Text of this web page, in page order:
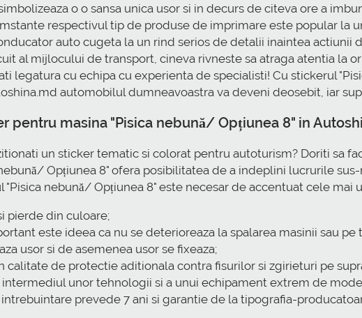
o o sansa unica usor si in decurs de citeva ore a
respectivul tip de produse de imprimare este popular la
auto cugeta la un rind serios de detalii inaintea actiunii
al mijlocului de transport, cineva rivneste sa atraga atentia la
legatura cu echipa cu experienta de specialisti! Cu stickerul
automobilul dumneavoastra va deveni deosebit, iar
pentru masina "Pisica nebună/ Opțiunea 8" in
un sticker tematic si colorat pentru autoturism? Doriti sa
Opțiunea 8" ofera posibilitatea de a indeplini lucrurile
"Pisica nebună/ Opțiunea 8" este necesar de accentuat cele mai
pierde din culoare;
este ideea ca nu se deterioreaza la spalarea masinii sau pe
usor si de asemenea usor se fixeaza;
calitate de protectie aditionala contra fisurilor si zgirieturi pe
intermediul unor tehnologii si a unui echipament extrem de
prevede 7 ani si garantie de la tipografia-